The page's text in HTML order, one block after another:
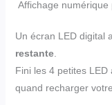
Affichage numérique
Un écran LED digital
restante.
Fini les 4 petites
quand recharger